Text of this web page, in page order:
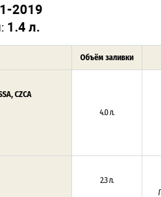
2019
1.4 л.
Объём заливки
CZCA
4.0 л.
2.3 л.